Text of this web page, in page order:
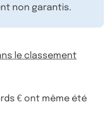
non garantis.
le classement
€ ont même été